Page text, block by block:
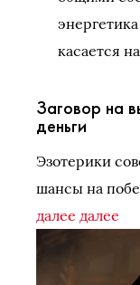
касается
Заговор на
деньги
Эзотерики
шансы на
далее далее